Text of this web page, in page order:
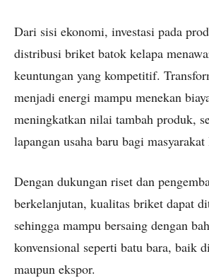
Dari sisi ekonomi, investasi pada
distribusi briket batok kelapa
keuntungan yang kompetitif.
menjadi energi mampu menekan
meningkatkan nilai tambah produk,
lapangan usaha baru bagi
Dengan dukungan riset dan
berkelanjutan, kualitas briket dapat
sehingga mampu bersaing dengan
konvensional seperti batu bara, baik
maupun ekspor.